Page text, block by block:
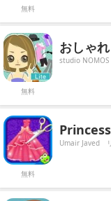
無料
無料
おしゃ
studio NOMOS
無料
Umair Javed